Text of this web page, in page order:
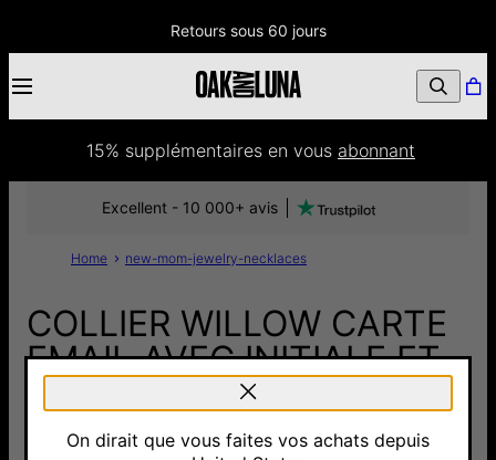
Retours sous 60 jours
15% supplémentaires en vous abonnant
Home new-mom-jewelry-necklaces
COLLIER WILLOW CARTE
EMAIL AVEC INITIALE ET
DIAMANT - ARGENT
157 €
Excellent - 10 000+ avis
On dirait que vous faites vos achats depuis